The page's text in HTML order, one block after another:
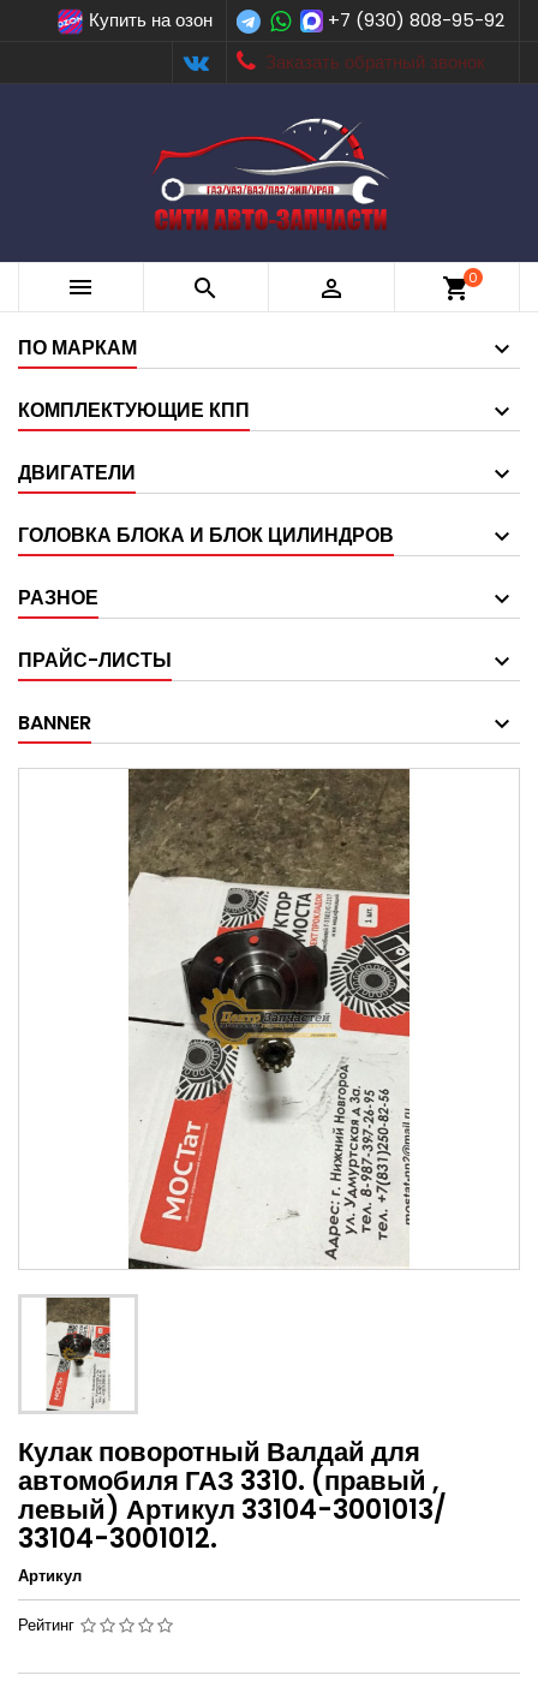
Купить на озон
+7 (930) 808-95-92
Заказать обратный звонок
   shopping_cart0
ПО МАРКАМ
КОМПЛЕКТУЮЩИЕ КПП
ДВИГАТЕЛИ
ГОЛОВКА БЛОКА И БЛОК ЦИЛИНДРОВ
РАЗНОЕ
ПРАЙС-ЛИСТЫ
BANNER
Кулак поворотный Валдай для
автомобиля ГАЗ 3310. (правый ,
левый) Артикул 33104-3001013/
33104-3001012.
Артикул
Рейтинг